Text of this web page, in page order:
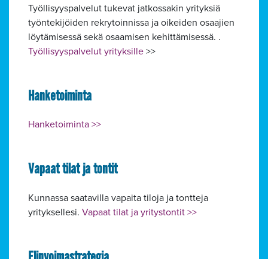
Työllisyyspalvelut tukevat jatkossakin yrityksiä
työntekijöiden rekrytoinnissa ja oikeiden osaajien
löytämisessä sekä osaamisen kehittämisessä. .
Työllisyyspalvelut yrityksille>>
Hanketoiminta
Hanketoiminta >>
Vapaat tilat ja tontit
Kunnassa saatavilla vapaita tiloja ja tontteja
yrityksellesi. Vapaat tilat ja yritystontit >>